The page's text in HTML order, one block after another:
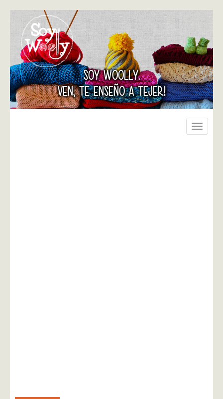
SOY WOOLLY.
VEN, TE ENSEÑO A TEJER!
Toggle